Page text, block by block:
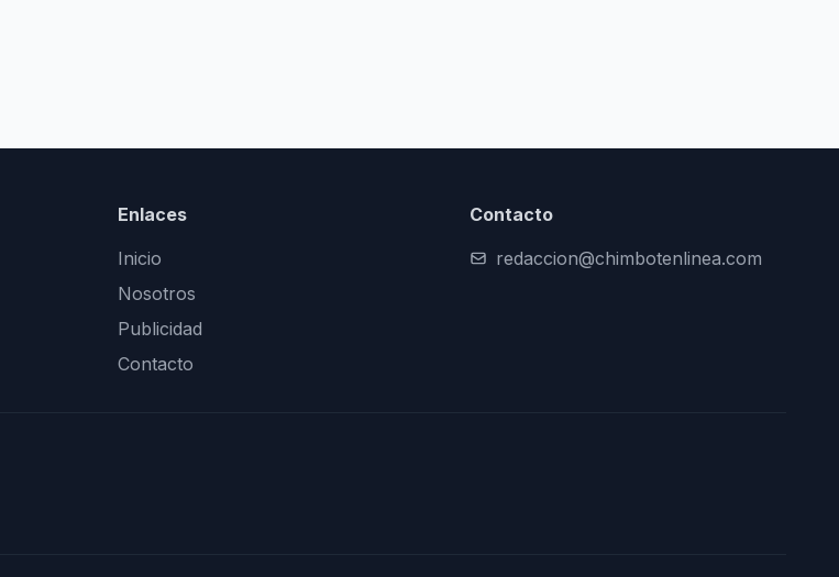
Enlaces
Inicio
Nosotros
Publicidad
Contacto
Contacto
redaccion@chimbotenlinea.com